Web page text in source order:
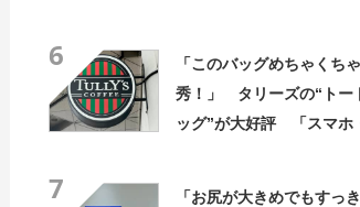
6
「このバッグめちゃくち
秀！」 タリーズの“トー
ッグ”が大好評 「スマホ
7
「お尻が大きめでもすっ